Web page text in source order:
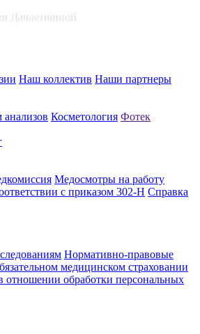
Давлетшиной
Наш коллектив Наши партнеры
Косметология Фотек
Медосмотры на работу
с приказом 302-Н Справка
Нормативно-правовые
медицинском страховании
отношении обработки персональных